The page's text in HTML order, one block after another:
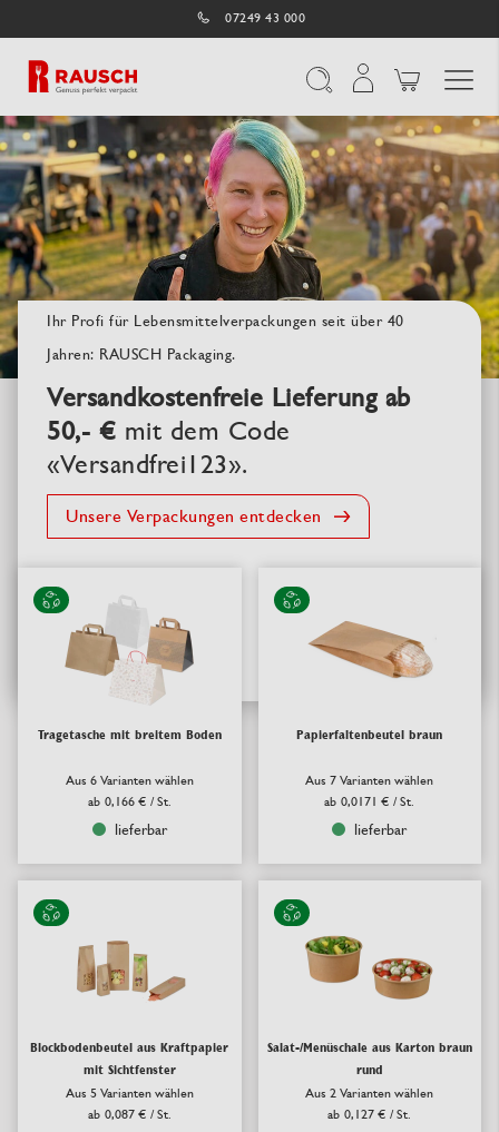
07249 43 000
Ihr Profi für Lebensmittelverpackungen seit über 40
Jahren: RAUSCH Packaging.
Versandkostenfreie Lieferung ab
50,- € mit dem Code
«Versandfrei123».
Unsere Verpackungen entdecken
Tragetasche mit breitem Boden
Aus 6 Varianten wählen
ab 0,166 € / St.
lieferbar
Papierfaltenbeutel braun
Aus 7 Varianten wählen
ab 0,0171 € / St.
lieferbar
Blockbodenbeutel aus Kraftpapier
mit Sichtfenster
Aus 5 Varianten wählen
ab 0,087 € / St.
Salat-/Menüschale aus Karton braun
rund
Aus 2 Varianten wählen
ab 0,127 € / St.